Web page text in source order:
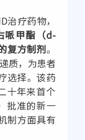
疗药物，
哌甲酯（d-
复方制剂。
质，为患者
选择。该药
十年来首个
批准的新一
制方面具有